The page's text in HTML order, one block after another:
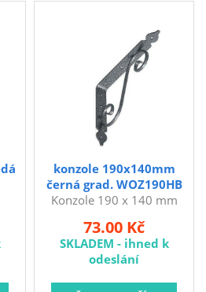
potřeby
- nezařazenékonzole 190x140mm
černá grad. WOZ190HB
Konzole 190 x 140 mm
WOZ190HB. Rozměry:
190 x 140 mm Barva:
černá Konzole - podpěra
na police.
73.00 Kč
SKLADEM - ihned k
odeslání